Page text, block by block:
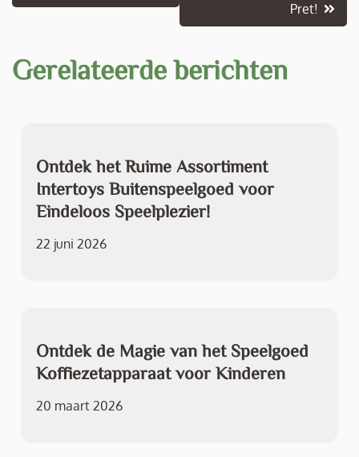
Pret!
Gerelateerde berichten
Ontdek het Ruime Assortiment
Intertoys Buitenspeelgoed voor
Eindeloos Speelplezier!
22 juni 2026
Ontdek de Magie van het Speelgoed
Koffiezetapparaat voor Kinderen
20 maart 2026